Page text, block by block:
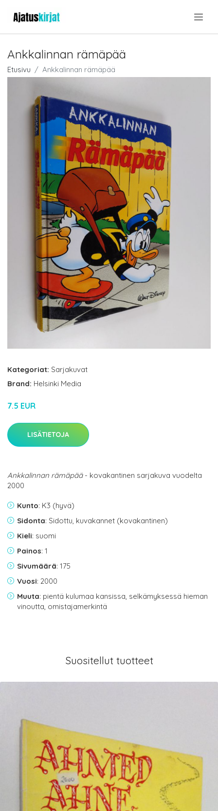
Ankkalinnan rämäpää
Etusivu Ankkalinnan rämäpää
Kategoriat: Sarjakuvat
Brand: Helsinki Media
7.5 EUR
LISÄTIETOJA
Ankkalinnan rämäpää- kovakantinen sarjakuva vuodelta
2000
Kunto: K3 (hyvä)
Sidonta: Sidottu, kuvakannet (kovakantinen)
Kieli: suomi
Painos: 1
Sivumäärä: 175
Vuosi: 2000
Muuta: pientä kulumaa kansissa, selkämyksessä hieman
vinoutta, omistajamerkintä
Suositellut tuotteet